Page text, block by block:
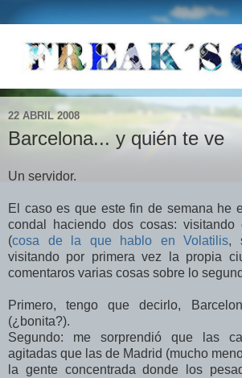
22 ABRIL 2008
Barcelona... y quién te ve
Un servidor.
El caso es que este fin de semana he
condal haciendo dos cosas:
(cosa de la que hablo en Volatilis,
visitando por primera vez la propia
comentaros varias cosas sobre lo
Primero, tengo que decirlo,
(¿bonita?).
Segundo: me sorprendió que las
agitadas que las de Madrid (mucho
la gente concentrada donde los